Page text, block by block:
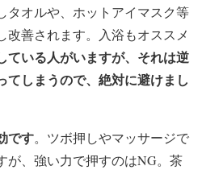
タオルや、ホットアイマスク等
改善されます。入浴もオススメ
ている人がいますが、それは逆
てしまうので、絶対に避けまし
です。ツボ押しやマッサージで
が、強い力で押すのはNG。茶